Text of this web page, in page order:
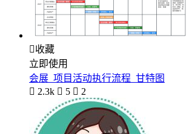
收藏
立即使用
会展_项目活动执行流程_甘特图
 2.3k  5  2